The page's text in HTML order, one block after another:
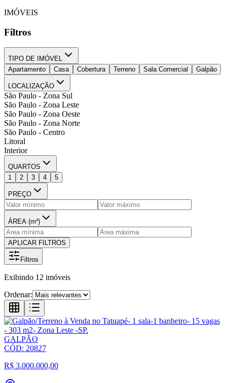
IMÓVEIS
Filtros
TIPO DE IMÓVEL
Apartamento
Casa Cobertura Terreno Sala Comercial Galpão
LOCALIZAÇÃO
São Paulo - Zona Sul
São Paulo - Zona Leste
São Paulo - Zona Oeste
São Paulo - Zona Norte
São Paulo - Centro
Litoral
Interior
QUARTOS
1
2 3 4 5
PREÇO
ÁREA (m²)
APLICAR FILTROS
Filtros
Exibindo 12 imóveis
Ordenar:
GALPÃO
CÓD: 20827
R$ 3.000.000,00